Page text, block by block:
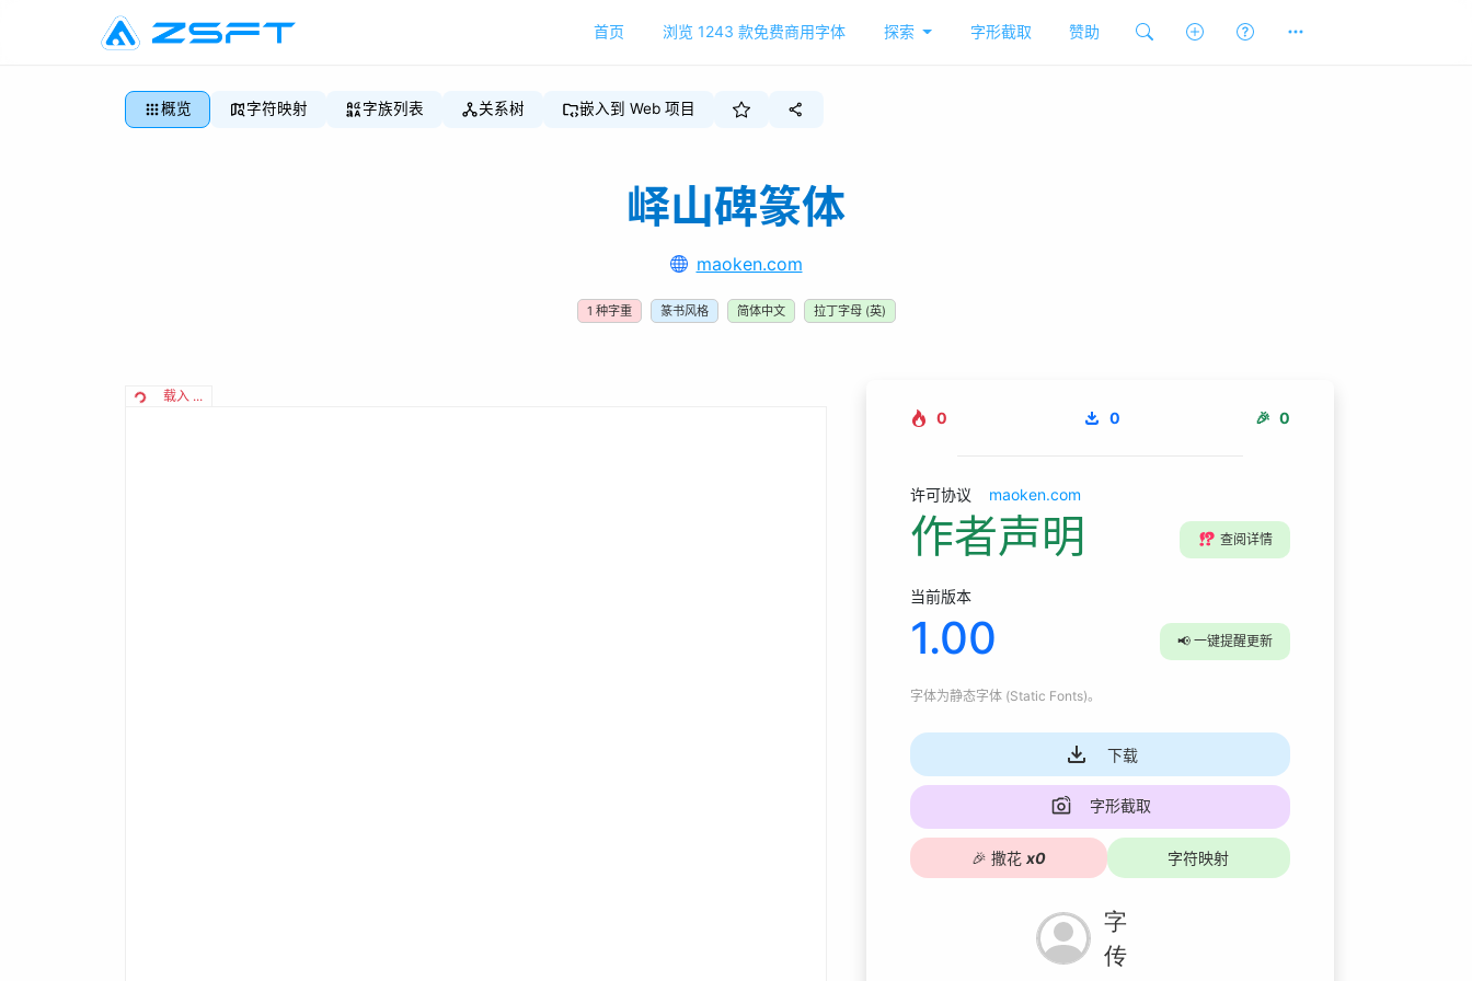
首页 浏览 1243 款免费商用字体 探索 字形截取 赞助
概览 字符映射 字族列表 关系树 嵌入到 Web 项目
峄山碑篆体
maoken.com
1 种字重 篆书风格 简体中文 拉丁字母 (英)
载入 ...
0 0 🎉 0
许可协议 maoken.com
作者声明 ⁉️ 查阅详情
当前版本
1.00 📢 一键提醒更新
字体为静态字体 (Static Fonts)。
下载
字形截取
🎉 撒花 x0 字符映射
字
传